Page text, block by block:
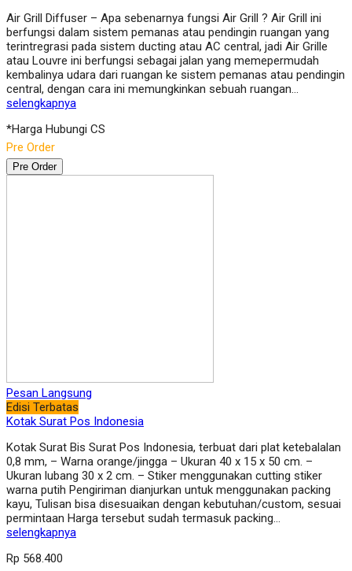
Air Grill Diffuser – Apa sebenarnya fungsi Air Grill ? Air Grill ini
berfungsi dalam sistem pemanas atau pendingin ruangan yang
terintregrasi pada sistem ducting atau AC central, jadi Air Grille
atau Louvre ini berfungsi sebagai jalan yang memepermudah
kembalinya udara dari ruangan ke sistem pemanas atau pendingin
central, dengan cara ini memungkinkan sebuah ruangan…
selengkapnya
*Harga Hubungi CS
Pre Order
Pre Order
Pesan Langsung
Edisi Terbatas
Kotak Surat Pos Indonesia
Kotak Surat Bis Surat Pos Indonesia, terbuat dari plat ketebalalan
0,8 mm, – Warna orange/jingga – Ukuran 40 x 15 x 50 cm. –
Ukuran lubang 30 x 2 cm. – Stiker menggunakan cutting stiker
warna putih Pengiriman dianjurkan untuk menggunakan packing
kayu, Tulisan bisa disesuaikan dengan kebutuhan/custom, sesuai
permintaan Harga tersebut sudah termasuk packing…
selengkapnya
Rp 568.400